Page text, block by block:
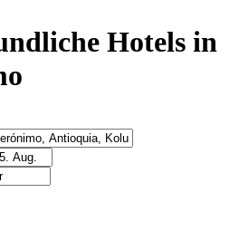
Hotels in